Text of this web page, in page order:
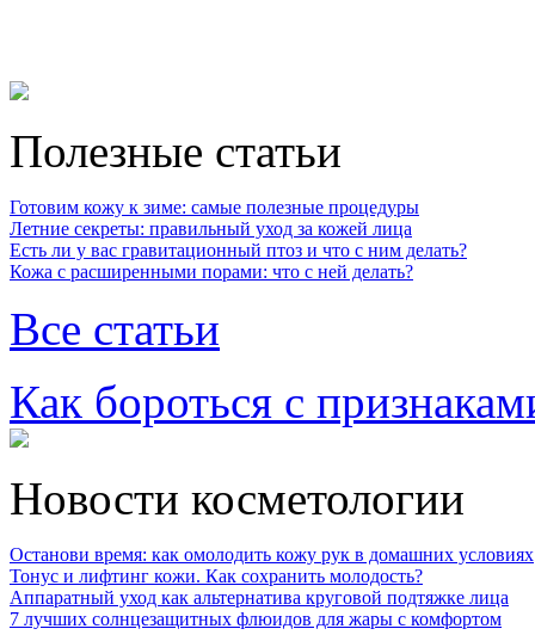
Полезные статьи
Готовим кожу к зиме: самые полезные процедуры
Летние секреты: правильный уход за кожей лица
Есть ли у вас гравитационный птоз и что с ним делать?
Кожа с расширенными порами: что с ней делать?
Все статьи
Как бороться с
Новости косметологии
Останови время: как омолодить кожу рук в домашних условиях
Тонус и лифтинг кожи. Как сохранить молодость?
Аппаратный уход как альтернатива круговой подтяжке лица
7 лучших солнцезащитных флюидов для жары с комфортом